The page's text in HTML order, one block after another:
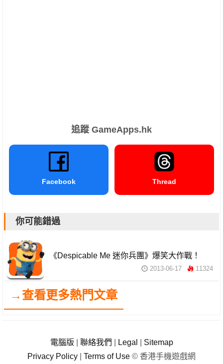
追蹤 GameApps.hk
Facebook Thread
你可能錯過
《Despicable Me 迷你兵團》爆笑大作戰！
2013-06-17 11324
→查看更多熱門文章
電腦版 聯絡我們 Legal
Sitemap
Privacy Policy
Terms of Use © 香港手機遊戲網